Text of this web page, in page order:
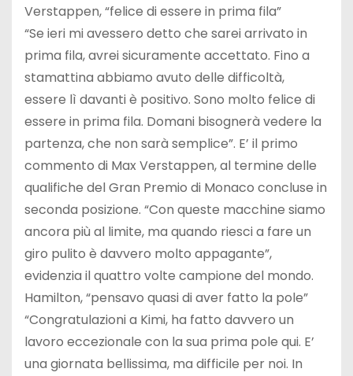
Verstappen, “felice di essere in prima fila”
“Se ieri mi avessero detto che sarei arrivato in
prima fila, avrei sicuramente accettato. Fino a
stamattina abbiamo avuto delle difficoltà,
essere lì davanti è positivo. Sono molto felice di
essere in prima fila. Domani bisognerà vedere la
partenza, che non sarà semplice”. E’ il primo
commento di Max Verstappen, al termine delle
qualifiche del Gran Premio di Monaco concluse in
seconda posizione. “Con queste macchine siamo
ancora più al limite, ma quando riesci a fare un
giro pulito è davvero molto appagante”,
evidenzia il quattro volte campione del mondo.
Hamilton, “pensavo quasi di aver fatto la pole”
“Congratulazioni a Kimi, ha fatto davvero un
lavoro eccezionale con la sua prima pole qui. E’
una giornata bellissima, ma difficile per noi. In